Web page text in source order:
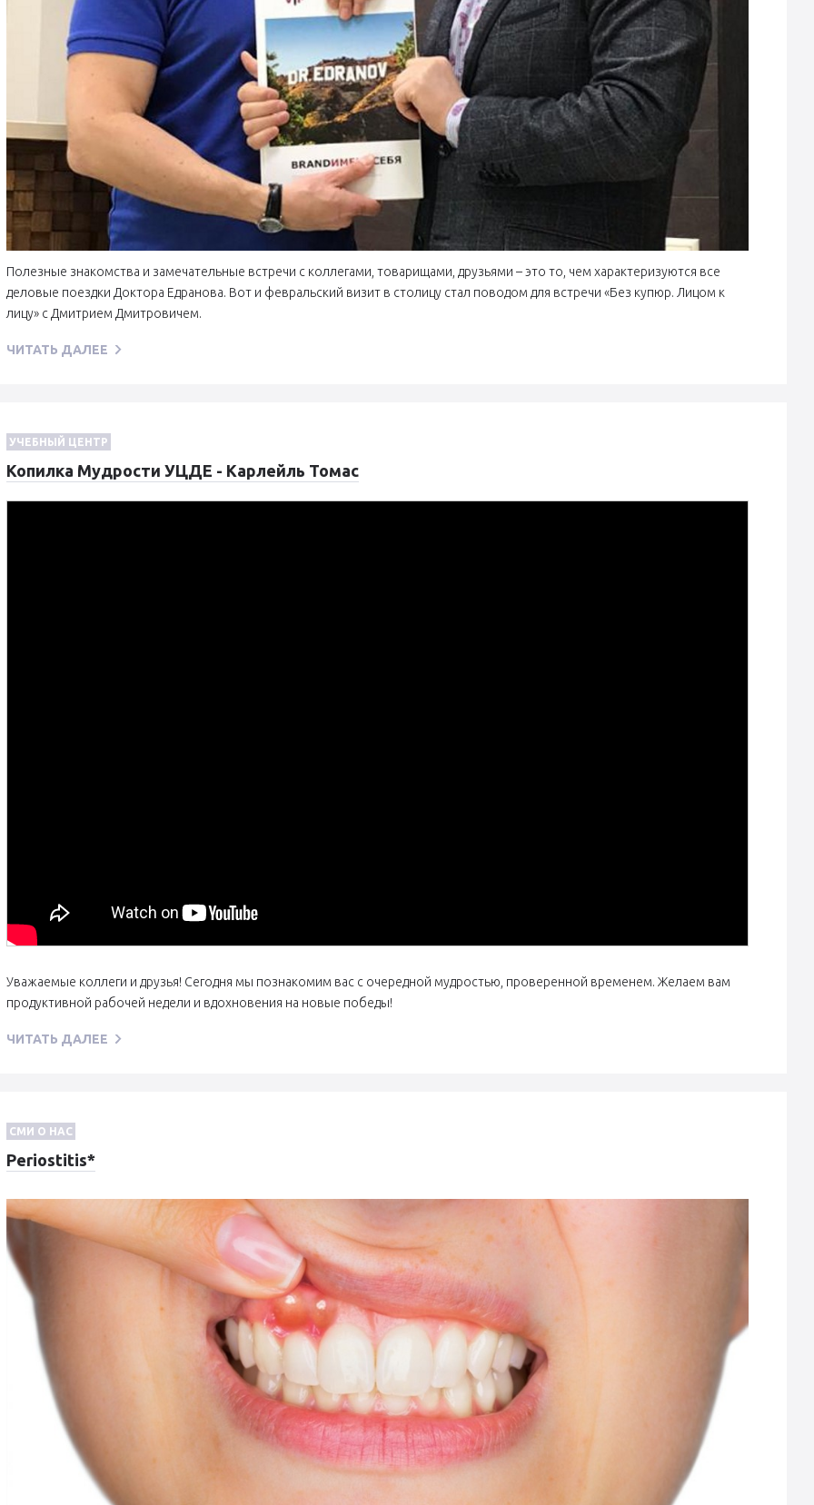
Полезные знакомства и замечательные встречи с коллегами, товарищами, друзьями – это то, чем характеризуются все
деловые поездки Доктора Едранова. Вот и февральский визит в столицу стал поводом для встречи «Без купюр. Лицом к
лицу» с Дмитрием Дмитровичем.
ЧИТАТЬ ДАЛЕЕ
УЧЕБНЫЙ ЦЕНТР
Копилка Мудрости УЦДЕ - Карлейль Томас
Уважаемые коллеги и друзья! Сегодня мы познакомим вас с очередной мудростью, проверенной временем. Желаем вам
продуктивной рабочей недели и вдохновения на новые победы!
ЧИТАТЬ ДАЛЕЕ
СМИ О НАС
Periostitis*